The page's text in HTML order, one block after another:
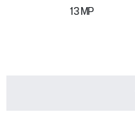
13 MP